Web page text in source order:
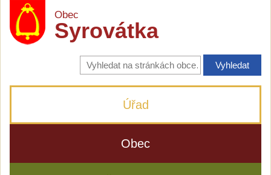
Obec
Syrovátka
Vyhledávání
na
stránkách
Úřad
Obec